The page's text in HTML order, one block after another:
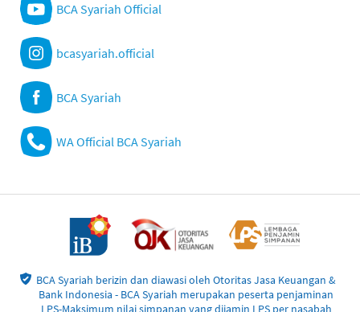
BCA Syariah Official
bcasyariah.official
BCA Syariah
WA Official BCA Syariah
BCA Syariah berizin dan diawasi oleh Otoritas Jasa Keuangan &
Bank Indonesia - BCA Syariah merupakan peserta penjaminan
LPS-Maksimum nilai simpanan yang dijamin LPS per nasabah